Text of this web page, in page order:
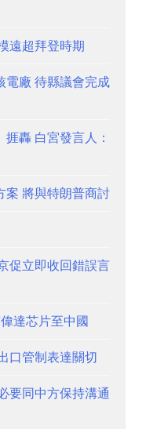
遠超拜登時期
電廠 待縣議會完成
轟 白宮發言人：
案 將與特朗普商討
促立即收回錯誤言
達芯片至中國
口管制表達關切
要同中方保持溝通